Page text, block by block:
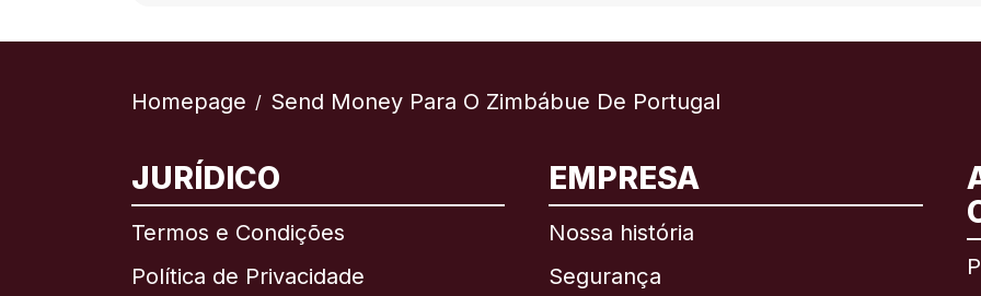
Homepage / Send Money Para O Zimbábue De Portugal
JURÍDICO
Termos e Condições
Política de Privacidade
EMPRESA
Nossa história
Segurança
Internacional English